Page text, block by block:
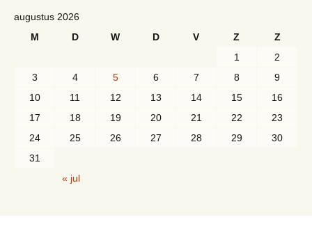
augustus 2026
M
D W D V Z
Z
1
2
3
4 5 6 7 8
9
10
11 12 13 14 15
16
17
18 19 20 21 22
23
24
25 26 27 28 29
30
31
« jul